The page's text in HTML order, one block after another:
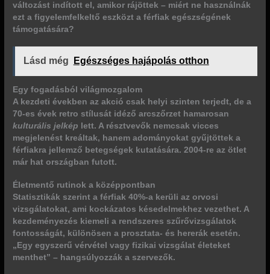
változást indított el, amikor rájöttek – miért ne használnák
ezt a figyelemfelkeltő eszközt a férfiak egészségének
támogatására?
Lásd még Egészséges hajápolás otthon
Egy fogadásból világmozgalom
A kezdeti években az akció csak helyi szinten terjedt, de a
70-es évek retro stílusát idéző arcszőrzet hamarosan
kulturális jelkép lett. A résztvevők nemcsak vicces
megjelenést kreáltak, hanem adományokat gyűjtöttek a
férfiakra jellemző betegségek kutatására. 2004-re az ötlet
már hat országban futott.
Életmentő rutinok a középpontban
Statisztikák szerint a férfiak 40%-a kerüli az orvosi
vizsgálatokat, ami kockázatos késedelmekhez vezethet. A
kezdeményezés kiemeli a rendszeres szűrővizsgálatok
fontosságát, különösen a prosztata- és hererák esetén.
„Egy egyszerű vérvétel vagy fizikai vizsgálat életeket
menthet” – hangsúlyozzák a szervezők.